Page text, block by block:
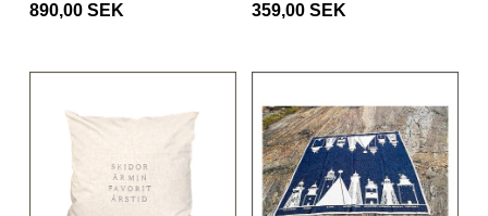
890,00 SEK
359,00 SEK